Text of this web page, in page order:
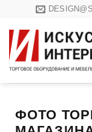
content
ФОТО